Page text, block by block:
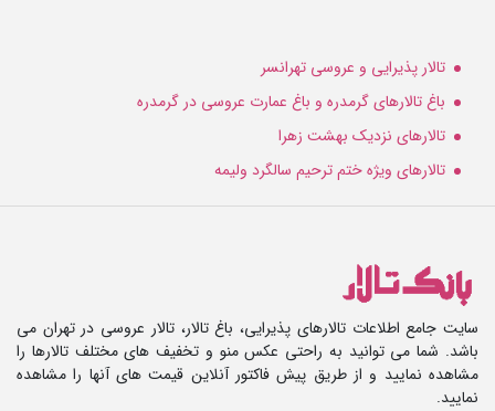
تالار پذیرایی و عروسی تهرانسر
باغ تالارهای گرمدره و باغ عمارت عروسی در گرمدره
تالارهای نزدیک بهشت زهرا
تالارهای ویژه ختم ترحیم سالگرد ولیمه
سایت جامع اطلاعات تالارهای پذیرایی، باغ تالار، تالار عروسی در تهران می
باشد. شما می توانید به راحتی عکس منو و تخفیف های مختلف تالارها را
مشاهده نمایید و از طریق پیش فاکتور آنلاین قیمت های آنها را مشاهده
نمایید.